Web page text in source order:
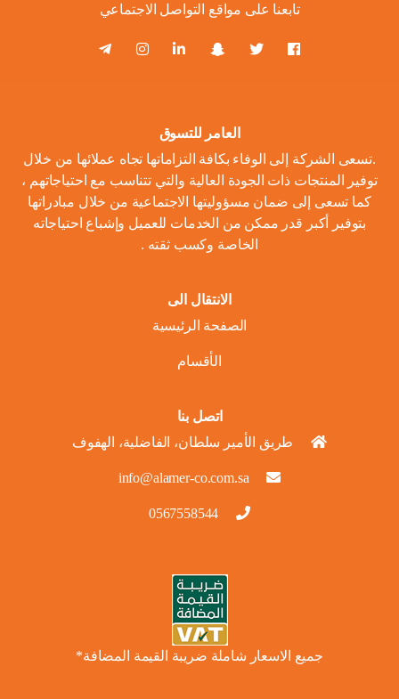
تابعنا على مواقع التواصل الاجتماعي
العامر للتسوق
.تسعى الشركة إلى الوفاء بكافة التزاماتها تجاه عملائها من خلال
توفير المنتجات ذات الجودة العالية والتي تتناسب مع احتياجاتهم ،
كما تسعى إلى ضمان مسؤوليتها الاجتماعية من خلال مبادراتها
بتوفير أكبر قدر ممكن من الخدمات للعميل وإشباع احتياجاته
الخاصة وكسب ثقته .
الانتقال الى
الصفحة الرئيسية
الأقسام
اتصل بنا
طريق الأمير سلطان، الفاضلية، الهفوف
info@alamer-co.com.sa
0567558544
جميع الاسعار شاملة ضريبة القيمة المضافة*